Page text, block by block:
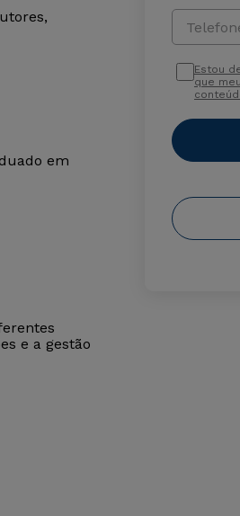
em
e a gestão
Estou
que